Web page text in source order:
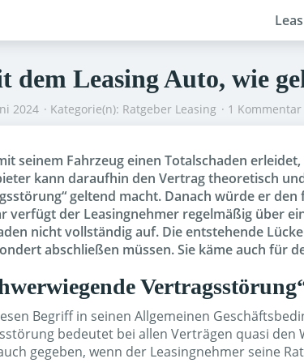
dem Leasing Auto, wie
2024 Kategorie(n): Ratgeber Leasing 1 Kommentar
seinem Fahrzeug einen Totalschaden
kann daraufhin den Vertrag theoretisch
geltend macht. Danach würde er
verfügt der Leasingnehmer regelmäßig über
nicht vollständig auf. Die entstehende
abschließen müssen. Sie käme auch für
Begriff in seinen Allgemeinen
bedeutet bei allen Verträgen quasi den
gegeben, wenn der Leasingnehmer seine